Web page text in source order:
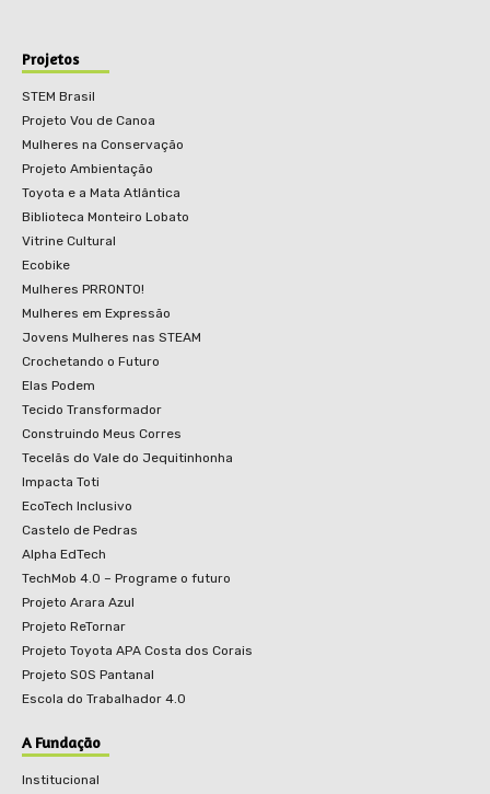
Projetos
STEM Brasil
Projeto Vou de Canoa
Mulheres na Conservação
Projeto Ambientação
Toyota e a Mata Atlântica
Biblioteca Monteiro Lobato
Vitrine Cultural
Ecobike
Mulheres PRRONTO!
Mulheres em Expressão
Jovens Mulheres nas STEAM
Crochetando o Futuro
Elas Podem
Tecido Transformador
Construindo Meus Corres
Tecelãs do Vale do Jequitinhonha
Impacta Toti
EcoTech Inclusivo
Castelo de Pedras
Alpha EdTech
TechMob 4.0 – Programe o futuro
Projeto Arara Azul
Projeto ReTornar
Projeto Toyota APA Costa dos Corais
Projeto SOS Pantanal
Escola do Trabalhador 4.0
A Fundação
Institucional